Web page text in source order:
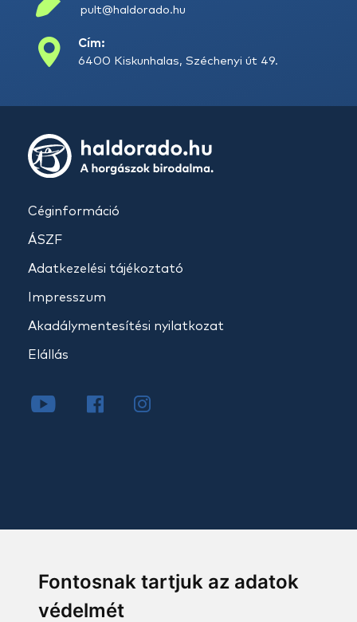
Fontosnak tartjuk az adatok
védelmét
pult@haldorado.hu
Cím:
6400 Kiskunhalas, Széchenyi út 49.
Céginformáció
ÁSZF
Adatkezelési tájékoztató
Impresszum
Akadálymentesítési nyilatkozat
Elállás